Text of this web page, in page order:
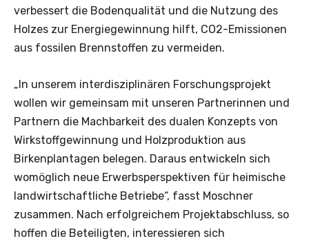
verbessert die Bodenqualität und die Nutzung des
Holzes zur Energiegewinnung hilft, CO2-Emissionen
aus fossilen Brennstoffen zu vermeiden.
„In unserem interdisziplinären Forschungsprojekt
wollen wir gemeinsam mit unseren Partnerinnen und
Partnern die Machbarkeit des dualen Konzepts von
Wirkstoffgewinnung und Holzproduktion aus
Birkenplantagen belegen. Daraus entwickeln sich
womöglich neue Erwerbsperspektiven für heimische
landwirtschaftliche Betriebe“, fasst Moschner
zusammen. Nach erfolgreichem Projektabschluss, so
hoffen die Beteiligten, interessieren sich